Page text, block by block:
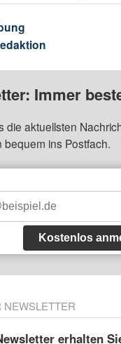
Immer
die aktuellsten
ins Postfach.
Kostenlos
erhalten